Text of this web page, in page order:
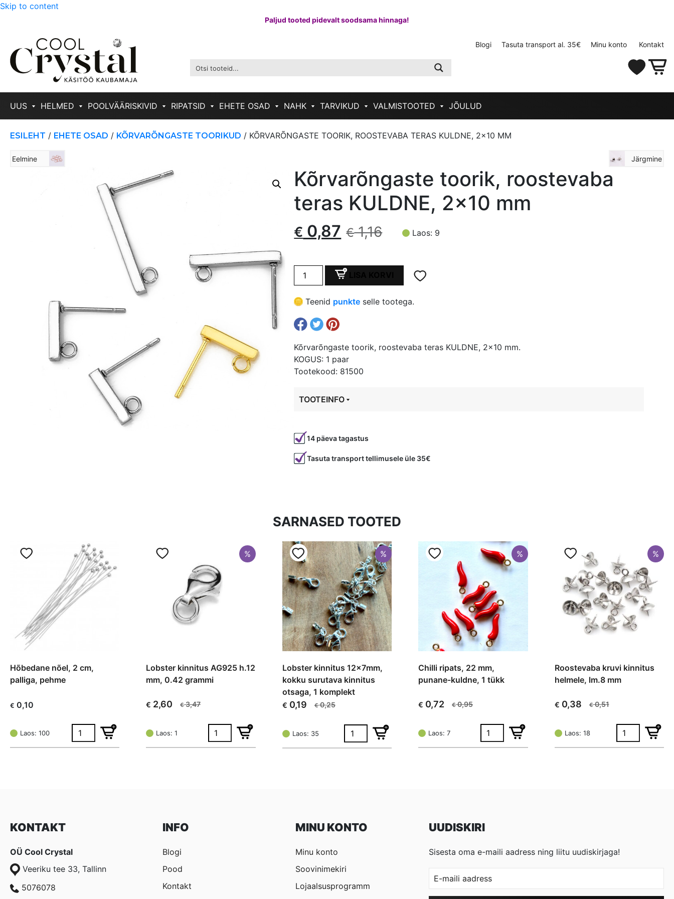
Skip to content
Paljud tooted pidevalt soodsama hinnaga!
Blogi Tasuta transport al. 35€ Minu konto Kontakt
UUS HELMED POOLVÄÄRISKIVID RIPATSID EHETE OSAD NAHK TARVIKUD VALMISTOOTED JÕULUD
ESILEHT / EHETE OSAD / KÕRVARÕNGASTE TOORIKUD / KÕRVARÕNGASTE TOORIK, ROOSTEVABA TERAS KULDNE, 2×10 MM
Eelmine Järgmine
Kõrvarõngaste toorik, roostevaba
teras KULDNE, 2×10 mm
€1,16
Algne
oli:
€ 1,16.
€ 0,87
Current
is:
€ 0,87.
Laos: 9
Kõrvarõngaste
toorik,
roostevaba
teras
KULDNE,
2x10
mm
kogus
Teenid punkte selle tootega.
Kõrvarõngaste toorik, roostevaba teras KULDNE, 2×10 mm.
KOGUS: 1 paar
Tootekood: 81500
TOOTEINFO
Värvus
Materjal
metall
14 päeva tagastus
Tasuta transport tellimusele üle 35€
SARNASED TOOTED
Hõbedane nõel, 2 cm,
palliga, pehme
€ 0,10
Laos: 100
%
Lobster kinnitus AG925 h.12
mm, 0.42 grammi
€3,47
Algne
oli:
€ 3,47.
€ 2,60
Current
is:
€ 2,60.
Laos: 1
%
Lobster kinnitus 12x7mm,
kokku surutava kinnitus
otsaga, 1 komplekt
€0,25
Algne
oli:
€ 0,25.
€ 0,19
Current
is:
€ 0,19.
Laos: 35
%
Chilli ripats, 22 mm,
punane-kuldne, 1 tükk
€0,95
Algne
oli:
€ 0,95.
€ 0,72
Current
is:
€ 0,72.
Laos: 7
%
Roostevaba kruvi kinnitus
helmele, lm.8 mm
€0,51
Algne
oli:
€ 0,51.
€ 0,38
Current
is:
€ 0,38.
Laos: 18
KONTAKT
OÜ Cool Crystal
Veeriku tee 33, Tallinn
5076078
INFO
Blogi
Pood
Kontakt
MINU KONTO
Minu konto
Soovinimekiri
Lojaalsusprogramm
UUDISKIRI
Sisesta oma e-maili aadress ning liitu uudiskirjaga!